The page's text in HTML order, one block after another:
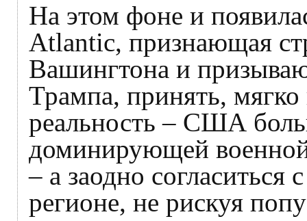
На этом фоне и
Atlantic, признающая
Вашингтона и
Трампа, принять,
реальность – США
доминирующей
– а заодно согласиться
регионе, не рискуя